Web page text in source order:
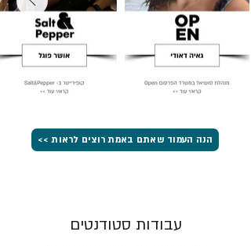
הנה העמוד שאתם באמת רוצים לראות >>
עבודות סטודנטים